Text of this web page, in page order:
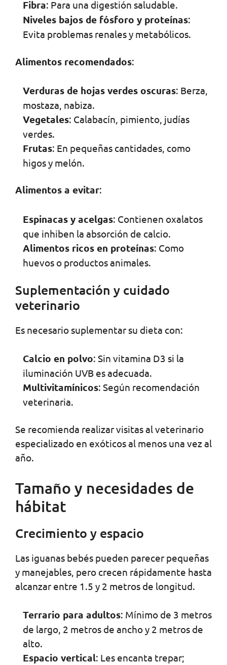
Fibra: Para una digestión saludable.
Niveles bajos de fósforo y proteínas:
Evita problemas renales y metabólicos.
Alimentos recomendados:
Verduras de hojas verdes oscuras: Berza,
mostaza, nabiza.
Vegetales: Calabacín, pimiento, judías
verdes.
Frutas: En pequeñas cantidades, como
higos y melón.
Alimentos a evitar:
Espinacas y acelgas: Contienen oxalatos
que inhiben la absorción de calcio.
Alimentos ricos en proteínas: Como
huevos o productos animales.
Suplementación y cuidado
veterinario
Es necesario suplementar su dieta con:
Calcio en polvo: Sin vitamina D3 si la
iluminación UVB es adecuada.
Multivitamínicos: Según recomendación
veterinaria.
Se recomienda realizar visitas al veterinario
especializado en exóticos al menos una vez al
año.
Tamaño y necesidades de
hábitat
Crecimiento y espacio
Las iguanas bebés pueden parecer pequeñas
y manejables, pero crecen rápidamente hasta
alcanzar entre 1.5 y 2 metros de longitud.
Terrario para adultos: Mínimo de 3 metros
de largo, 2 metros de ancho y 2 metros de
alto.
Espacio vertical: Les encanta trepar;